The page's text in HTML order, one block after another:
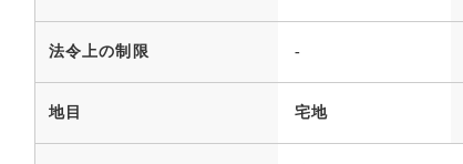
法令上の制限 -
地目 宅地